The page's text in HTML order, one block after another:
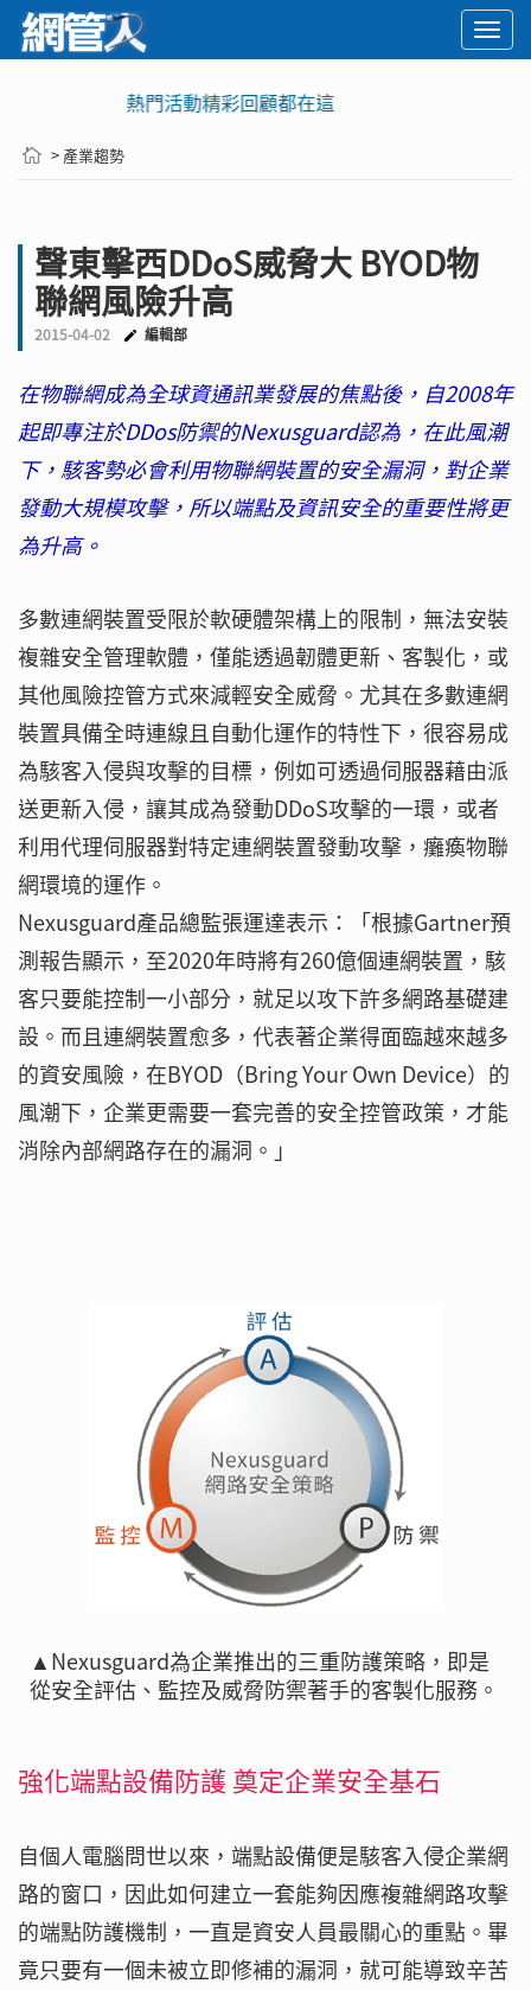
🚨2029 PQC危機倒數！你準備好面對衝擊了嗎？
> 產業趨勢
聲東擊西DDoS威脅大 BYOD物
聯網風險升高
2015-04-02 編輯部
在物聯網成為全球資通訊業發展的焦點後，自2008年
起即專注於DDos防禦的Nexusguard認為，在此風潮
下，駭客勢必會利用物聯網裝置的安全漏洞，對企業
發動大規模攻擊，所以端點及資訊安全的重要性將更
為升高。
多數連網裝置受限於軟硬體架構上的限制，無法安裝
複雜安全管理軟體，僅能透過韌體更新、客製化，或
其他風險控管方式來減輕安全威脅。尤其在多數連網
裝置具備全時連線且自動化運作的特性下，很容易成
為駭客入侵與攻擊的目標，例如可透過伺服器藉由派
送更新入侵，讓其成為發動DDoS攻擊的一環，或者
利用代理伺服器對特定連網裝置發動攻擊，癱瘓物聯
網環境的運作。
Nexusguard產品總監張運達表示：「根據Gartner預
測報告顯示，至2020年時將有260億個連網裝置，駭
客只要能控制一小部分，就足以攻下許多網路基礎建
設。而且連網裝置愈多，代表著企業得面臨越來越多
的資安風險，在BYOD（Bring Your Own Device）的
風潮下，企業更需要一套完善的安全控管政策，才能
消除內部網路存在的漏洞。」
▲Nexusguard為企業推出的三重防護策略，即是
從安全評估、監控及威脅防禦著手的客製化服務。
強化端點設備防護 奠定企業安全基石
自個人電腦問世以來，端點設備便是駭客入侵企業網
路的窗口，因此如何建立一套能夠因應複雜網路攻擊
的端點防護機制，一直是資安人員最關心的重點。畢
竟只要有一個未被立即修補的漏洞，就可能導致辛苦